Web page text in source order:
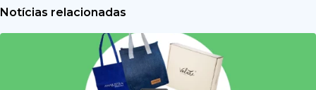
Notícias relacionadas